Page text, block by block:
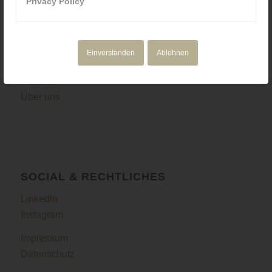
Einverstanden Ablehnen
Corporate Media
Portfolio
SOCIAL & RECHTLICHES